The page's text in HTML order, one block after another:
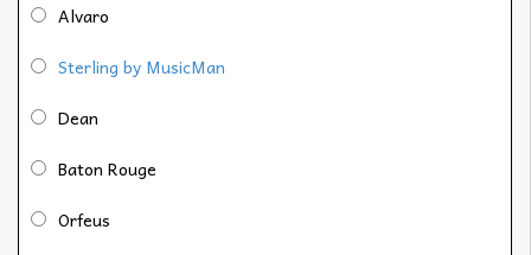
Alvaro
Sterling by MusicMan
Dean
Baton Rouge
Orfeus